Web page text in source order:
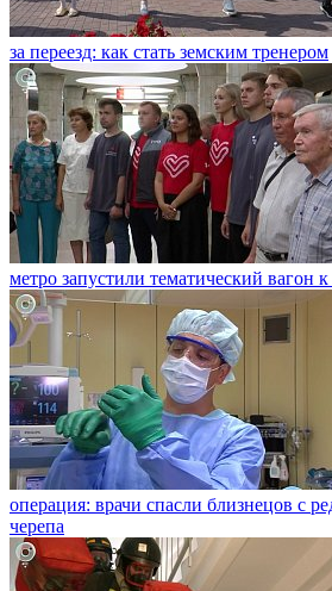
за переезд: как стать земским тренером
метро запустили тематический
операция: врачи спасли близнецов с
черепа